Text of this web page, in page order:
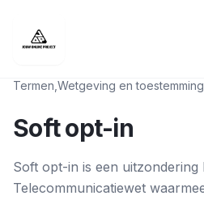
Termen Wetgeving en toestemming
Soft opt-in
Soft opt-in is een uitzondering
Telecommunicatiewet